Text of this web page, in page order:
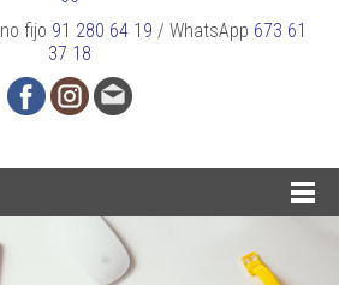
fijo 91 280 64 19 / WhatsApp 673 61
37 18